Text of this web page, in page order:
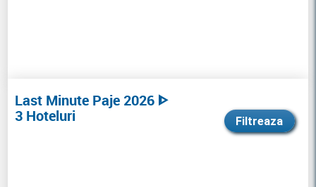
Last Minute Paje 2026 ᐈ
3 Hoteluri
Filtreaza